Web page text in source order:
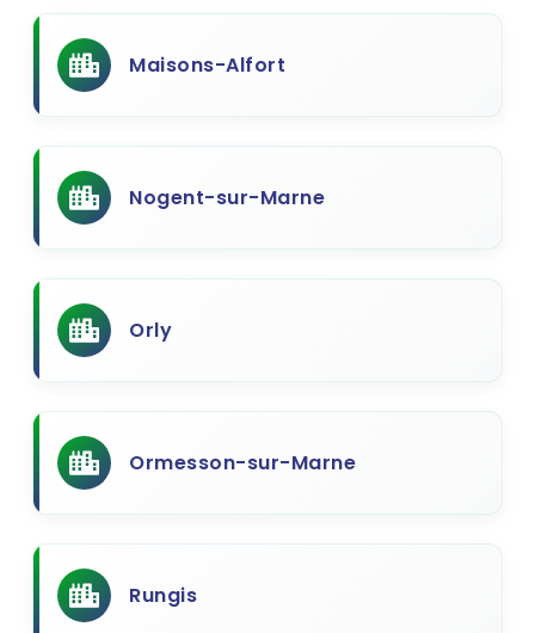
Maisons-Alfort
Nogent-sur-Marne
Orly
Ormesson-sur-Marne
Rungis